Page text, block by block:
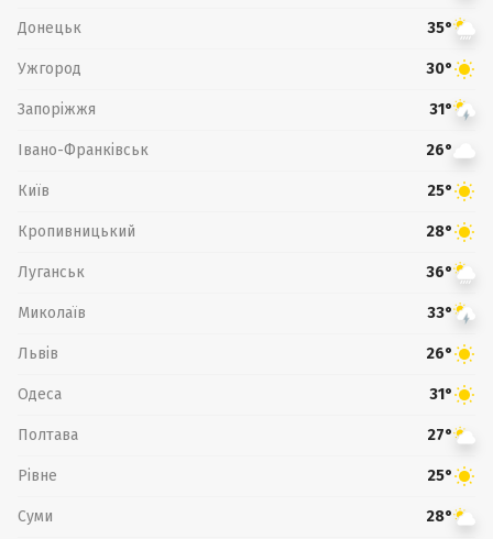
Донецьк 35°
Ужгород 30°
Запоріжжя 31°
Івано-Франківськ 26°
Київ 25°
Кропивницький 28°
Луганськ 36°
Миколаїв 33°
Львів 26°
Одеса 31°
Полтава 27°
Рівне 25°
Суми 28°